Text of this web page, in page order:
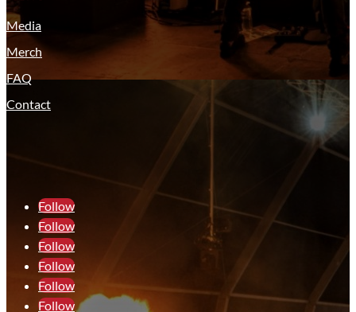
Media
Merch
FAQ
Contact
Follow
Follow
Follow
Follow
Follow
Follow